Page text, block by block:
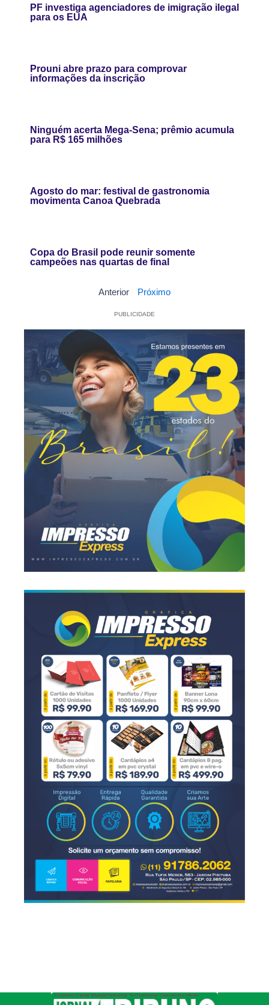
PF investiga agenciadores de imigração ilegal
para os EUA
Prouni abre prazo para comprovar
informações da inscrição
Ninguém acerta Mega-Sena; prêmio acumula
para R$ 165 milhões
Agosto do mar: festival de gastronomia
movimenta Canoa Quebrada
Copa do Brasil pode reunir somente
campeões nas quartas de final
Anterior Próximo
PUBLICIDADE